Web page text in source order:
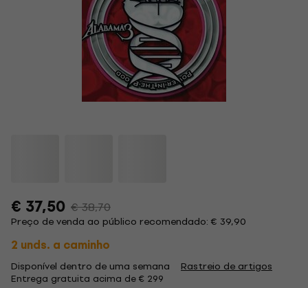
€ 37,50 € 38,70
Preço de venda ao público recomendado: € 39,90
2 unds. a caminho
Disponível dentro de uma semana Rastreio de artigos
Entrega gratuita acima de € 299